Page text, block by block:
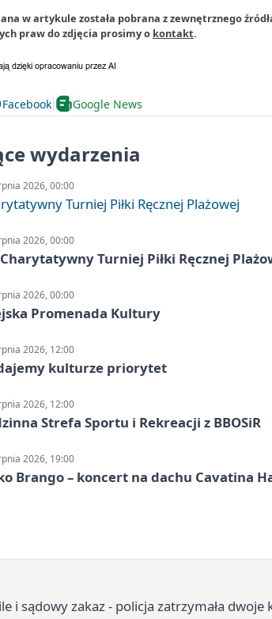
w artykule została pobrana z zewnętrznego
praw do zdjęcia prosimy o kontakt.
Facebook Google News
wydarzenia
2026, 00:00
Turniej Piłki Ręcznej Plażowej
2026, 00:00
Turniej Piłki Ręcznej
2026, 00:00
Promenada Kultury
2026, 12:00
kulturze priorytet
2026, 12:00
Strefa Sportu i Rekreacji z BBOSiR
2026, 19:00
Brango – koncert na dachu Cavatina
i sądowy zakaz - policja zatrzymała dwoje